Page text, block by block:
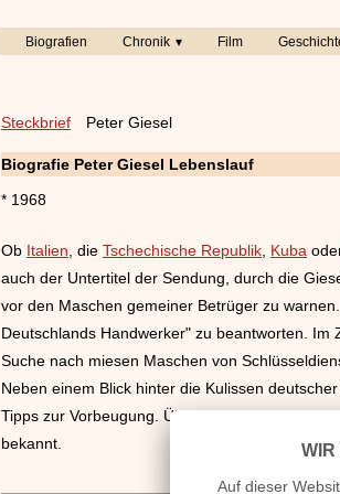
Biografien Chronik Film
Steckbrief Peter Giesel
Biografie Peter Giesel Lebenslauf
* 1968
Ob Italien, die Tschechische Republik, Kuba
auch der Untertitel der Sendung, durch die
vor den Maschen gemeiner Betrüger zu
Deutschlands Handwerker" zu beantworten.
Suche nach miesen Maschen von
Neben einem Blick hinter die Kulissen
Tipps zur Vorbeugung. Über Giesels
bekannt.